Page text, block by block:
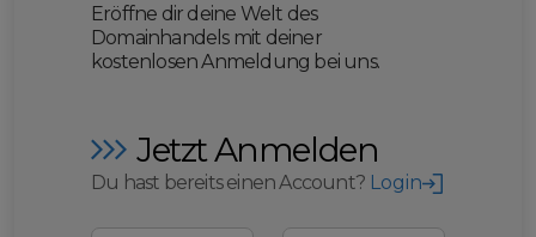
Eröffne dir deine Welt des
Domainhandels mit deiner
kostenlosen Anmeldung bei uns.
Jetzt Anmelden
Du hast bereits einen Account? Login